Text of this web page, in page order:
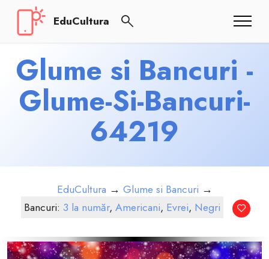
EduCultura
Glume si Bancuri -
Glume-Si-Bancuri-
64219
EduCultura → Glume si Bancuri →
Bancuri: 3 la număr, Americani, Evrei, Negri